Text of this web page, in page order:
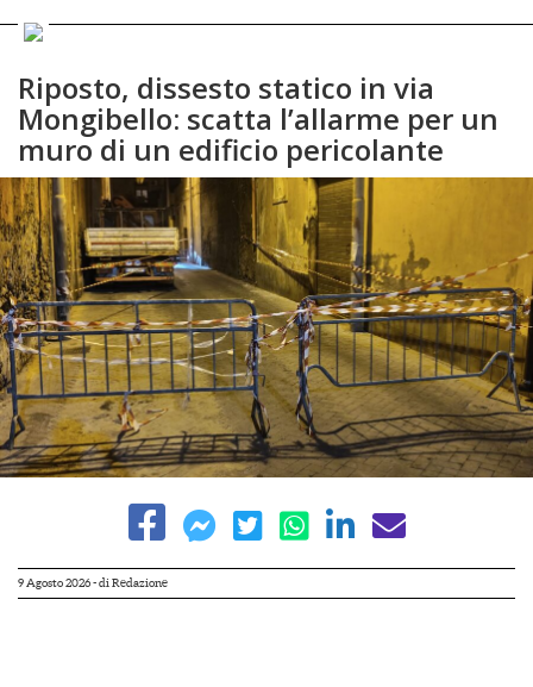
Riposto, dissesto statico in via
Mongibello: scatta l’allarme per un
muro di un edificio pericolante
9 Agosto 2026- di Redazione